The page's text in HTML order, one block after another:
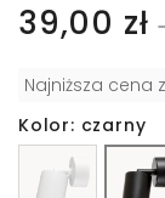
39,00 zł
Najniższa cena
Kolor: czarny